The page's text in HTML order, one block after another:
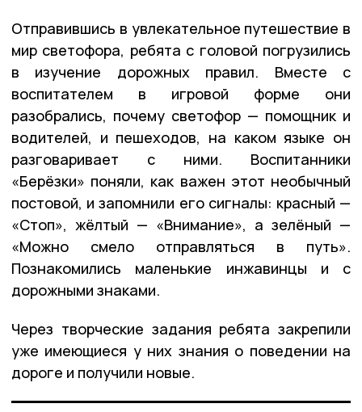
Отправившись в увлекательное путешествие в
мир светофора, ребята с головой погрузились
в изучение дорожных правил. Вместе с
воспитателем в игровой форме они
разобрались, почему светофор — помощник и
водителей, и пешеходов, на каком языке он
разговаривает с ними. Воспитанники
«Берёзки» поняли, как важен этот необычный
постовой, и запомнили его сигналы: красный —
«Стоп», жёлтый — «Внимание», а зелёный —
«Можно смело отправляться в путь».
Познакомились маленькие инжавинцы и с
дорожными знаками.
Через творческие задания ребята закрепили
уже имеющиеся у них знания о поведении на
дороге и получили новые.